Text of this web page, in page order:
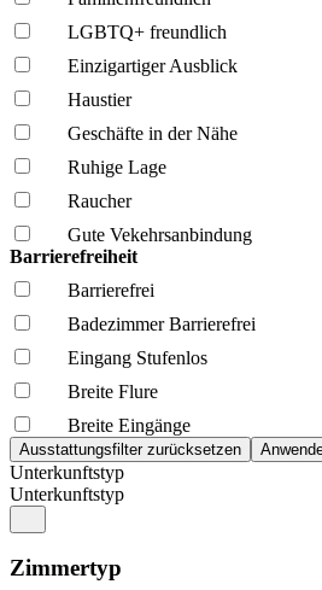
LGBTQ+ freundlich
Einzigartiger Ausblick
Haustier
Geschäfte in der Nähe
Ruhige Lage
Raucher
Gute Vekehrsanbindung
Barrierefreiheit
Barrierefrei
Badezimmer Barrierefrei
Eingang Stufenlos
Breite Flure
Breite Eingänge
Unterkunftstyp
Unterkunftstyp
Zimmertyp